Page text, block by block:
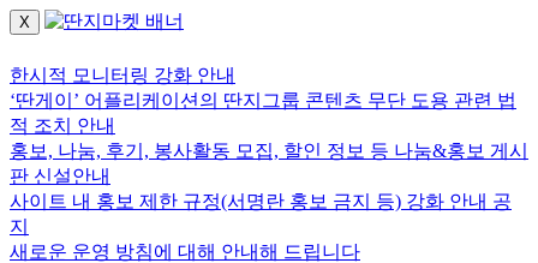
X
한시적 모니터링 강화 안내
‘딴게이’ 어플리케이션의 딴지그룹 콘텐츠 무단 도용 관련 법
적 조치 안내
홍보, 나눔, 후기, 봉사활동 모집, 할인 정보 등 나눔&홍보 게시
판 신설안내
사이트 내 홍보 제한 규정(서명란 홍보 금지 등) 강화 안내 공
지
새로운 운영 방침에 대해 안내해 드립니다